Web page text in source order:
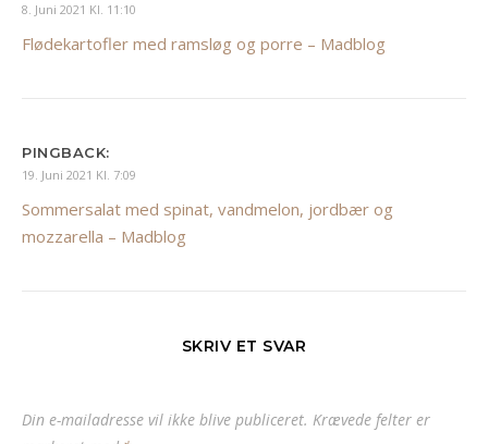
8. Juni 2021 Kl. 11:10
Flødekartofler med ramsløg og porre – Madblog
PINGBACK:
19. Juni 2021 Kl. 7:09
Sommersalat med spinat, vandmelon, jordbær og
mozzarella – Madblog
SKRIV ET SVAR
Din e-mailadresse vil ikke blive publiceret. Krævede felter er